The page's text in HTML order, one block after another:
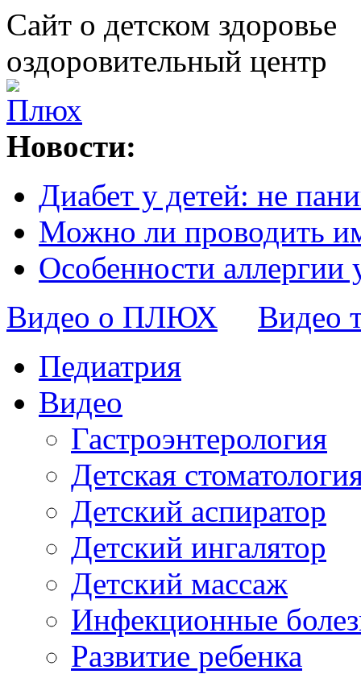
Сайт о детском здоровье
оздоровительный центр
Новости:
Диабет у детей: не
Можно ли проводить
Особенности аллергии
Видео о ПЛЮХ
Видео
Педиатрия
Видео
Гастроэнтерология
Детская
Детский аспиратор
Детский ингалятор
Детский массаж
Инфекционные
Развитие ребенка